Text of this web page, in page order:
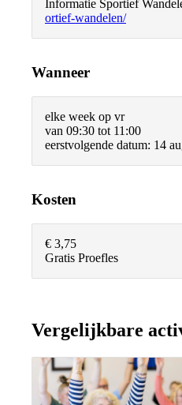
Informatie Sportief
ortief-wandelen/
Wanneer
elke week op vr
van 09:30 tot 11:00
eerstvolgende datum: 14
Kosten
€ 3,75
Gratis Proefles
Vergelijkbare